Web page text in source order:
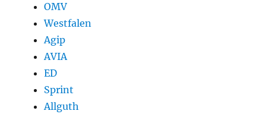
OMV
Westfalen
Agip
AVIA
ED
Sprint
Allguth